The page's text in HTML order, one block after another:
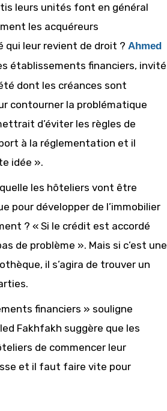
leurs unités font en général
les acquéreurs
qui leur revient de droit ? Ahmed
établissements financiers, invité
dont les créances sont
contourner la problématique
d’éviter les règles de
à la réglementation et il
idée ».
les hôteliers vont être
pour développer de l’immobilier
? « Si le crédit est accordé
de problème ». Mais si c’est une
il s’agira de trouver un
financiers » souligne
Fakhfakh suggère que les
de commencer leur
et il faut faire vite pour